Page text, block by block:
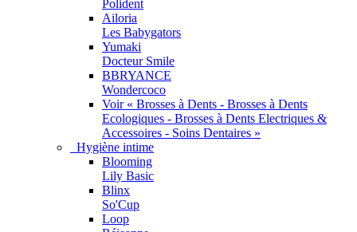
Polident
Ailoria
Les Babygators
Yumaki
Docteur Smile
BBRYANCE
Wondercoco
Voir « Brosses à Dents - Brosses à Dents
Ecologiques - Brosses à Dents Electriques &
Accessoires - Soins Dentaires »
Hygiène intime
Blooming
Lily Basic
Blinx
So'Cup
Loop